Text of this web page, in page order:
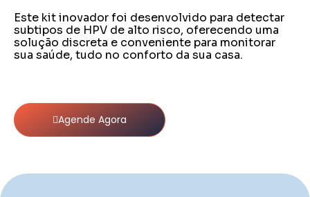
Este kit inovador foi desenvolvido para detectar
subtipos de HPV de alto risco, oferecendo uma
solução discreta e conveniente para monitorar
sua saúde, tudo no conforto da sua casa.
Agende Agora